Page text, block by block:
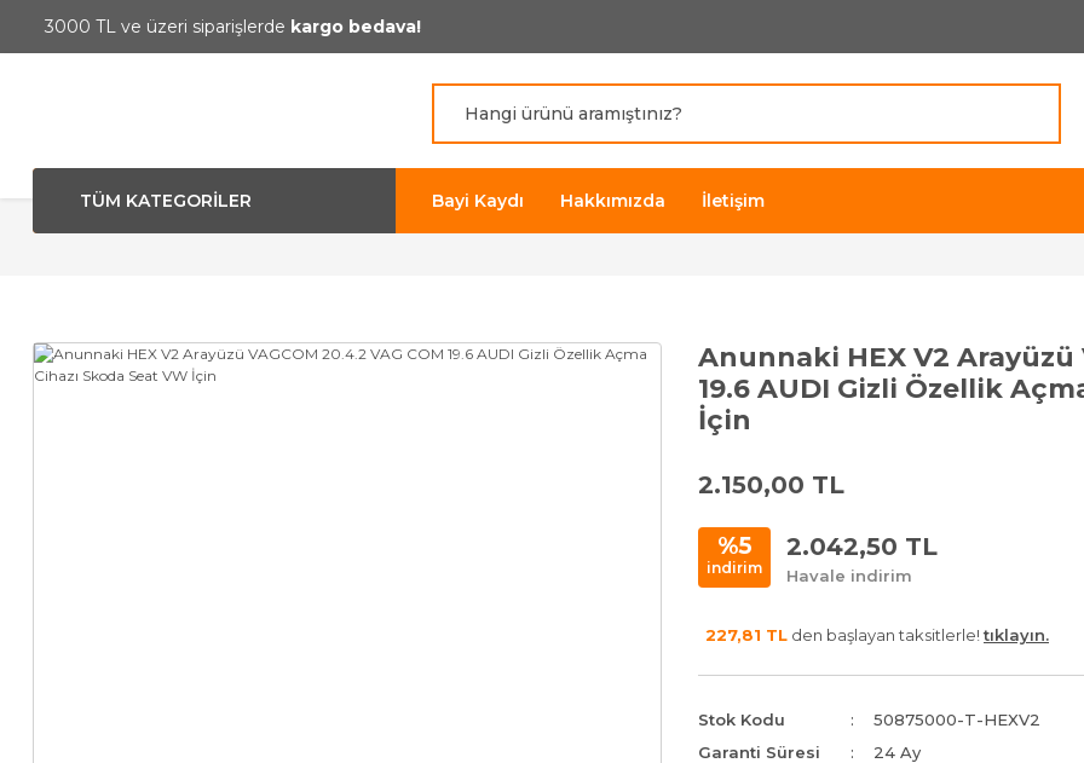
3000 TL ve üzeri siparişlerde kargo bedava!
TÜM KATEGORİLER Bayi Kaydı Hakkımızda İletişim
Anunnaki HEX V2 Arayüzü
19.6 AUDI Gizli Özellik
İçin
2.150,00 TL
%5
indirim
2.042,50 TL
Havale indirim
227,81 TL den başlayan taksitlerle! tıklayın.
Stok Kodu
50875000-T-HEXV2
Garanti Süresi
24 Ay